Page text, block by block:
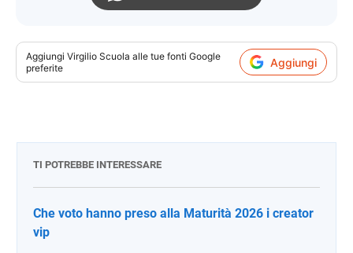
Aggiungi Virgilio Scuola alle tue fonti Google
preferite
Aggiungi
TI POTREBBE INTERESSARE
Che voto hanno preso alla Maturità 2026 i creator
vip